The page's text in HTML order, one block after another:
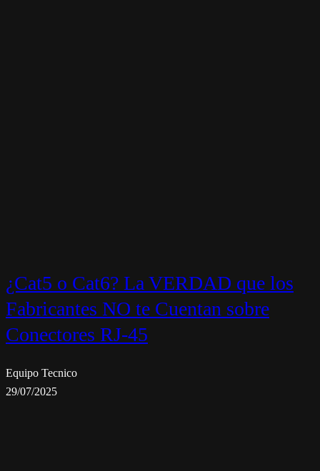
¿Cat5 o Cat6? La VERDAD que los
Fabricantes NO te Cuentan sobre
Conectores RJ-45
Equipo Tecnico
29/07/2025